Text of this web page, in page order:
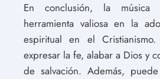
En conclusión, la música
herramienta valiosa en la
espiritual en el
expresar la fe, alabar a Dios y
de salvación. Además,